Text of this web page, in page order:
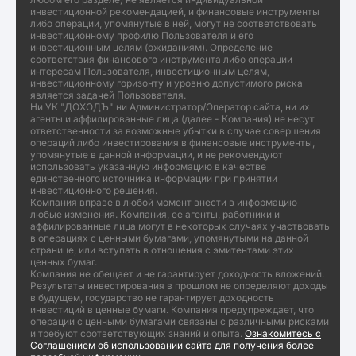
инвестиционной рекомендацией, и финансовые инструменты
либо операции, упомянутые в ней, могут не соответствовать
инвестиционному профилю Пользователя и его
инвестиционным целям (ожиданиям). Определение
соответствия финансового инструмента либо операции
интересам Пользователя, инвестиционным целям,
инвестиционному горизонту и уровню допустимого риска
является задачей Пользователя.
Ни УК "ДОХОДЪ" ни Администратор/Оператор сайта, ни их
агенты и аффилированные лица (далее - Компания) не несут
ответственности за возможные убытки в случае совершения
операций либо инвестирования в финансовые инструменты,
упомянутые в данной информации, и не рекомендуют
использовать указанную информацию в качестве
единственного источника информации при принятии
инвестиционного решения.
Компания вправе в любой момент внести в информацию
любые изменения. Компания, ее агенты, работники и
аффилированные лица могут в некоторых случаях участвовать
в операциях с ценными бумагами, упомянутыми на данной
странице, или вступать в отношения с эмитентами этих
ценных бумаг.
Компания не обещает и не гарантирует доходность вложений.
Результаты инвестирования в прошлом не определяют доходы
в будущем, государство не гарантирует доходность
инвестиций в ценные бумаги. Компания предупреждает, что
операции с ценными бумагами связаны с различными рисками
и требуют соответствующих знаний и опыта. Ознакомитесь с
Соглашением об использовании сайта для получения более